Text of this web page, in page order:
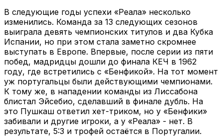
В следующие годы успехи «Реала» несколько
изменились. Команда за 13 следующих сезонов
выиграла девять чемпионских титулов и два Кубка
Испании, но при этом стала заметно скромнее
выступать в Европе. Впервые, после серии из пяти
побед, мадридцы дошли до финала КЕЧ в 1962
году, где встретились с «Бенфикой». На тот момент
уж португальцы были действующими чемпионами.
К тому же, в нападении команды из Лиссабона
блистал Эйсебио, сделавший в финале дубль. На
это Пушкаш ответил хет-триком, но у «Бенфики»
забивали и другие игроки, а у «Реала» - нет. В
результате, 5:3 и трофей остаётся в Португалии.